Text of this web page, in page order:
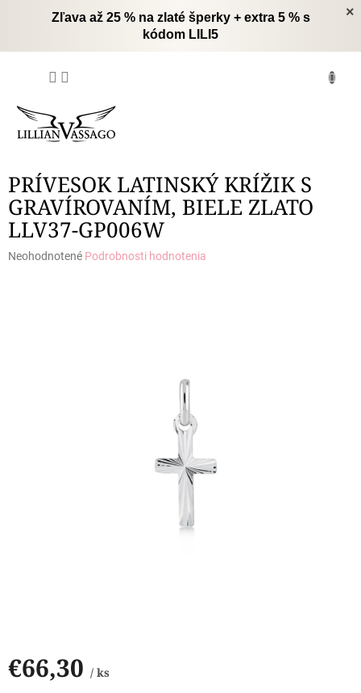
×
Zľava až 25 % na zlaté šperky + extra 5 % s
kódom LILI5
PRÍVESOK LATINSKÝ KRÍŽIK S
GRAVÍROVANÍM, BIELE ZLATO
LLV37-GP006W
Priemerné
Neohodnotené Podrobnosti hodnotenia
€66,30 / ks